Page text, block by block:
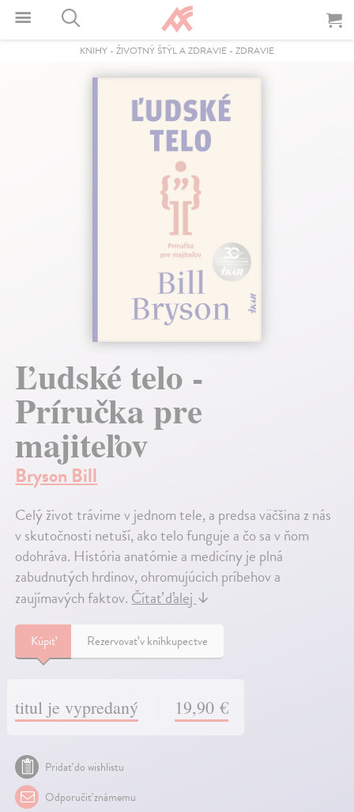
KNIHY - ŽIVOTNÝ ŠTÝL A ZDRAVIE - ZDRAVIE
Ľudské telo -
Príručka pre
majiteľov
Bryson Bill
Celý život trávime v jednom tele, a predsa väčšina z nás
v skutočnosti netuší, ako telo funguje a čo sa v ňom
odohráva. História anatómie a medicíny je plná
zabudnutých hrdinov, ohromujúcich príbehov a
zaujímavých faktov. Čítať ďalej ↓
Kúpiť Rezervovať v kníhkupectve
titul je vypredaný 19,90 €
Pridať do wishlistu
Odporučiť známemu